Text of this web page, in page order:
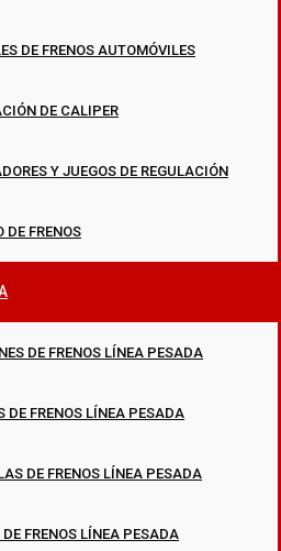
DE FRENOS AUTOMÓVILES
DE CALIPER
Y JUEGOS DE REGULACIÓN
DE FRENOS
DE FRENOS LÍNEA PESADA
DE FRENOS LÍNEA PESADA
DE FRENOS LÍNEA PESADA
DE FRENOS LÍNEA PESADA